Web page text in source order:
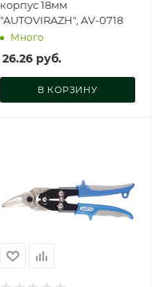
корпус 18мм
"AUTOVIRAZH", AV-0718
Много
26.26руб.
В КОРЗИНУ